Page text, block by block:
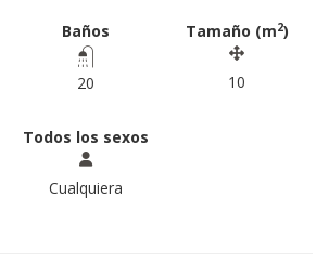
Baños
20
Tamaño (m2)
10
Todos los sexos
Cualquiera